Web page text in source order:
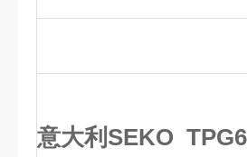
意大利SEKO